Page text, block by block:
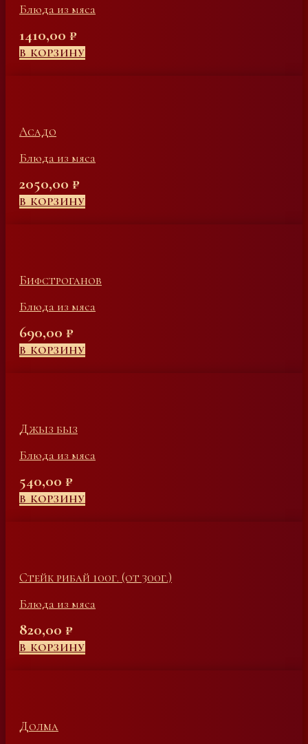
Блюда из мяса
1410,00 ₽
В КОРЗИНУ
Асадо
Блюда из мяса
2050,00 ₽
В КОРЗИНУ
Бифстроганов
Блюда из мяса
690,00 ₽
В КОРЗИНУ
Джыз быз
Блюда из мяса
540,00 ₽
В КОРЗИНУ
Стейк рибай 100г. (от 300г.)
Блюда из мяса
820,00 ₽
В КОРЗИНУ
Долма